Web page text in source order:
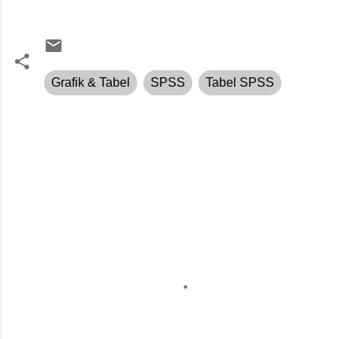
Grafik & Tabel SPSS Tabel SPSS